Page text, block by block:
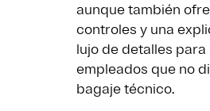
aunque también
controles y una
lujo de detalles
empleados que no
bagaje técnico.